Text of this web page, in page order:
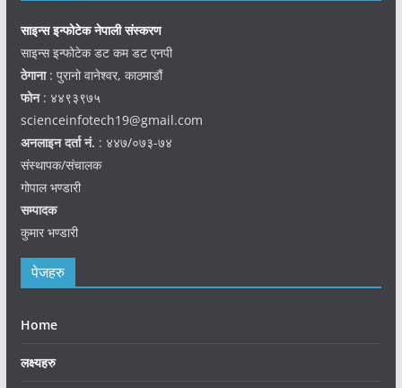
साइन्स इन्फोटेक नेपाली संस्करण
साइन्स इन्फोटेक डट कम डट एनपी
ठेगाना: पुरानो वानेश्वर, काठमाडौं
फोन: ४४९३९७५
scienceinfotech19@gmail.com
अनलाइन दर्ता नं. : ४४७/०७३-७४
संस्थापक/संचालक
गोपाल भण्डारी
सम्पादक
कुमार भण्डारी
पेजहरु
Home
लक्ष्यहरु